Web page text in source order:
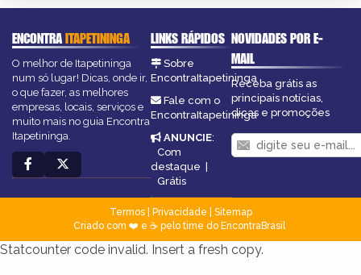
ENCONTRAITAPETININGA
O melhor de Itapetininga
num só lugar! Dicas, onde ir,
o que fazer, as melhores
empresas, locais, serviços e
muito mais no guia Encontra
Itapetininga.
LINKS RÁPIDOS
Sobre
EncontraItapetininga
Fale com o
EncontraItapetininga
ANUNCIE:
Com
destaque |
Grátis
NOVIDADES POR E-
MAIL
Receba grátis as
principais notícias,
dicas e promoções
Termos| Privacidade
Sitemap
Criado com ❤️ e ☕ pelo time do EncontraBrasil
Statcounter code invalid. Insert a fresh copy.